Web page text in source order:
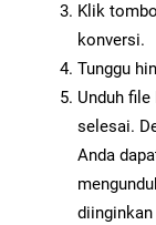
Klik
konversi.
Tunggu
Unduh
selesai.
Anda